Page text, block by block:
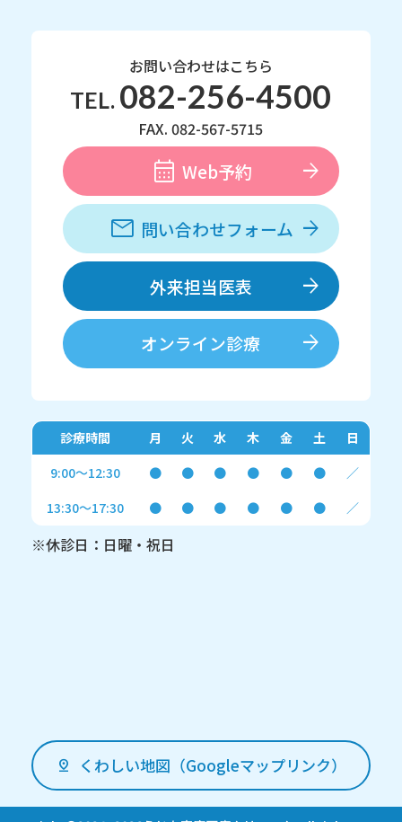
お問い合わせはこちら
TEL. 082-256-4500
FAX. 082-567-5715
Web予約
問い合わせフォーム
外来担当医表
オンライン診療
診療時間 月 火 水 木 金 土
日
9:00～12:30
● ● ● ● ● ●
／
13:30～17:30
● ● ● ● ● ● ／
※休診日：日曜・祝日
くわしい地図（Googleマップリンク）